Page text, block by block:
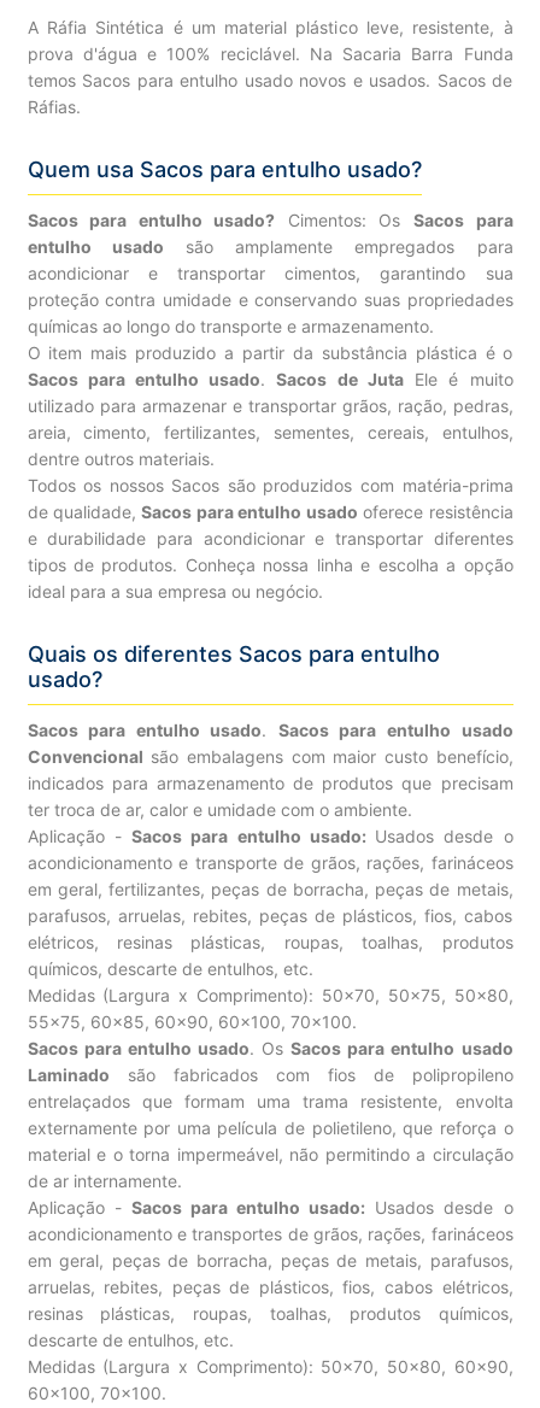
A Ráfia Sintética é um material plástico leve, resistente, à
prova d'água e 100% reciclável. Na Sacaria Barra Funda
temos Sacos para entulho usado novos e usados. Sacos de
Ráfias.
Quem usa Sacos para entulho usado?
Sacos para entulho usado? Cimentos: Os Sacos para
entulho usado são amplamente empregados para
acondicionar e transportar cimentos, garantindo sua
proteção contra umidade e conservando suas propriedades
químicas ao longo do transporte e armazenamento.
O item mais produzido a partir da substância plástica é o
Sacos para entulho usado.Sacos de JutaEle é muito
utilizado para armazenar e transportar grãos, ração, pedras,
areia, cimento, fertilizantes, sementes, cereais, entulhos,
dentre outros materiais.
Todos os nossos Sacos são produzidos com matéria-prima
de qualidade,Sacos para entulho usado oferece resistência
e durabilidade para acondicionar e transportar diferentes
tipos de produtos. Conheça nossa linha e escolha a opção
ideal para a sua empresa ou negócio.
Quais os diferentes Sacos para entulho
usado?
Sacos para entulho usado. Sacos para entulho usado
Convencional são embalagens com maior custo benefício,
indicados para armazenamento de produtos que precisam
ter troca de ar, calor e umidade com o ambiente.
Aplicação - Sacos para entulho usado: Usados desde o
acondicionamento e transporte de grãos, rações, farináceos
em geral, fertilizantes, peças de borracha, peças de metais,
parafusos, arruelas, rebites, peças de plásticos, fios, cabos
elétricos, resinas plásticas, roupas, toalhas, produtos
químicos, descarte de entulhos, etc.
Medidas (Largura x Comprimento): 50×70, 50×75, 50×80,
55×75, 60×85, 60×90, 60×100, 70×100.
Sacos para entulho usado. OsSacos para entulho usado
Laminado são fabricados com fios de polipropileno
entrelaçados que formam uma trama resistente, envolta
externamente por uma película de polietileno, que reforça o
material e o torna impermeável, não permitindo a circulação
de ar internamente.
Aplicação - Sacos para entulho usado: Usados desde o
acondicionamento e transportes de grãos, rações, farináceos
em geral, peças de borracha, peças de metais, parafusos,
arruelas, rebites, peças de plásticos, fios, cabos elétricos,
resinas plásticas, roupas, toalhas, produtos químicos,
descarte de entulhos, etc.
Medidas (Largura x Comprimento): 50×70, 50×80, 60×90,
60×100, 70×100.